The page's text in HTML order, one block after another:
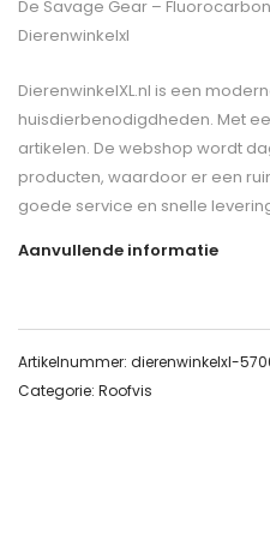
De Savage Gear –
Dierenwinkelxl
DierenwinkelXL.nl is een
huisdierbenodigdheden. Met
artikelen. De webshop wordt
producten, waardoor er een
goede service en snelle
Aanvullende informatie
Artikelnummer: dierenwinkelxl-
Categorie: Roofvis